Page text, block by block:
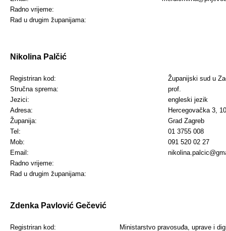
Radno vrijeme:
Rad u drugim županijama:
Nikolina Palčić
Registriran kod:
Županijski sud u
Stručna sprema:
prof.
Jezici:
engleski jezik
Adresa:
Hercegovačka 3,
Županija:
Grad Zagreb
Tel:
01 3755 008
Mob:
091 520 02 27
Email:
Radno vrijeme:
Rad u drugim županijama:
Zdenka Pavlović Gečević
Registriran kod:
Ministarstvo pravosuđa, uprave i